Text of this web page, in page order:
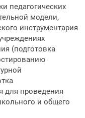
педагогических
модели,
инструментария
(подготовка
для проведения
и общего